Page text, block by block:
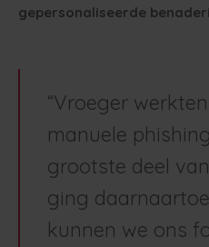
gepersonaliseerde
“Vroeger
manuele
grootste deel
ging
kunnen we ons